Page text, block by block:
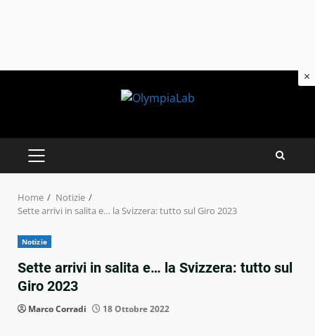
PRIMARY
MENU
Home
Notizie
Sette arrivi in salita e… la Svizzera: tutto sul Giro 2023
Notizie
Sette arrivi in salita e… la Svizzera: tutto sul
Giro 2023
Marco Corradi 18 Ottobre 2022
×